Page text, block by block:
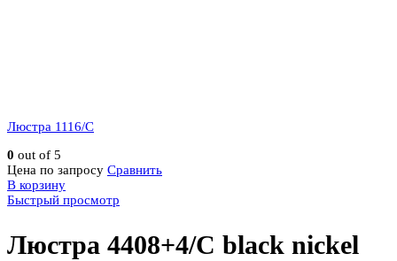
Люстра 1116/C
0 out of 5
Цена по запросу Сравнить
В корзину
Быстрый просмотр
Люстра 4408+4/C black nickel